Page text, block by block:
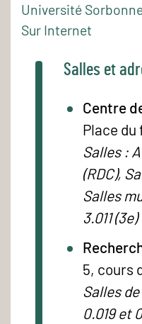
Université
Sur Internet
Salles et
Centre
Place
Salles :
(RDC),
Salles
3.011 (3e)
5, cours
Salles
0.019 et